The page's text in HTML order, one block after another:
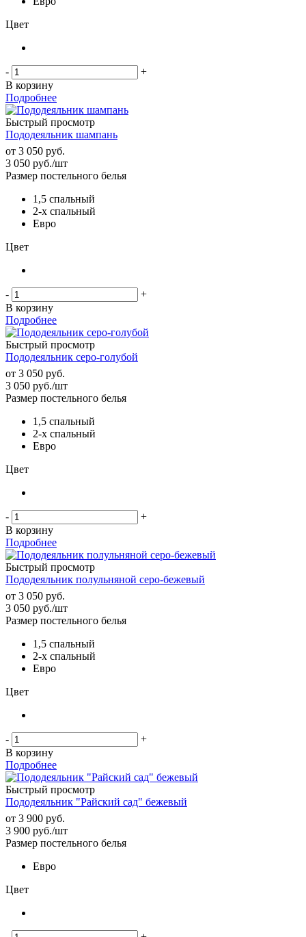
Цвет
-
+
В корзину
Подробнее
Быстрый просмотр
Пододеяльник шампань
от 3 050 руб.
3 050 руб./шт
Размер постельного белья
1,5 спальный
2-х спальный
Евро
Цвет
-
+
В корзину
Подробнее
Быстрый просмотр
Пододеяльник серо-голубой
от 3 050 руб.
3 050 руб./шт
Размер постельного белья
1,5 спальный
2-х спальный
Евро
Цвет
-
+
В корзину
Подробнее
Быстрый просмотр
Пододеяльник полульняной серо-бежевый
от 3 050 руб.
3 050 руб./шт
Размер постельного белья
1,5 спальный
2-х спальный
Евро
Цвет
-
+
В корзину
Подробнее
Быстрый просмотр
Пододеяльник "Райский сад" бежевый
от 3 900 руб.
3 900 руб./шт
Размер постельного белья
Евро
Цвет